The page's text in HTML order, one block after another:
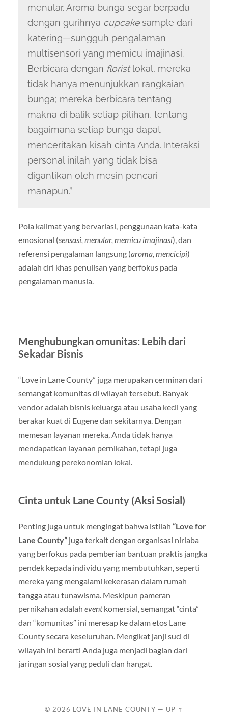
menular. Aroma bunga segar berpadu
dengan gurihnya cupcakesample dari
katering—sungguh pengalaman
multisensori yang memicu imajinasi.
Berbicara dengan floristlokal, mereka
tidak hanya menunjukkan rangkaian
bunga; mereka berbicara tentang
makna di balik setiap pilihan, tentang
bagaimana setiap bunga dapat
menceritakan kisah cinta Anda. Interaksi
personal inilah yang tidak bisa
digantikan oleh mesin pencari
manapun.”
Pola kalimat yang bervariasi, penggunaan kata-kata
emosional (sensasi, menular, memicu imajinasi), dan
referensi pengalaman langsung (aroma, mencicipi)
adalah ciri khas penulisan yang berfokus pada
pengalaman manusia.
Menghubungkan omunitas: Lebih dari
Sekadar Bisnis
“Love in Lane County” juga merupakan cerminan dari
semangat komunitas di wilayah tersebut. Banyak
vendor adalah bisnis keluarga atau usaha kecil yang
berakar kuat di Eugene dan sekitarnya. Dengan
memesan layanan mereka, Anda tidak hanya
mendapatkan layanan pernikahan, tetapi juga
mendukung perekonomian lokal.
Cinta untuk Lane County (Aksi Sosial)
Penting juga untuk mengingat bahwa istilah “Love for
Lane County”juga terkait dengan organisasi nirlaba
yang berfokus pada pemberian bantuan praktis jangka
pendek kepada individu yang membutuhkan, seperti
mereka yang mengalami kekerasan dalam rumah
tangga atau tunawisma. Meskipun pameran
pernikahan adalah eventkomersial, semangat “cinta”
dan “komunitas” ini meresap ke dalam etos Lane
County secara keseluruhan. Mengikat janji suci di
wilayah ini berarti Anda juga menjadi bagian dari
jaringan sosial yang peduli dan hangat.
© 2026 LOVE IN LANE COUNTY — UP ↑